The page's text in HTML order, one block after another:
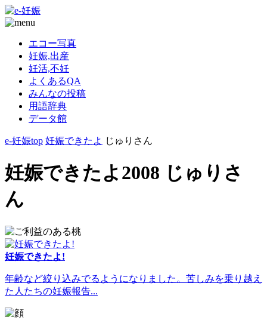
エコー写真
妊娠,出産
妊活,不妊
よくあるQA
みんなの投稿
用語辞典
データ館
e-妊娠top 妊娠できたよ じゅりさん
妊娠できたよ2008 じゅりさ
ん
妊娠できたよ!
年齢など絞り込みでるようになりました。苦しみを乗り越え
た人たちの妊娠報告...